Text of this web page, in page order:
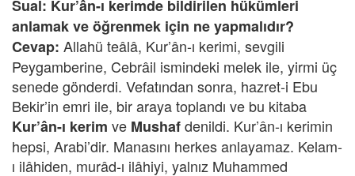
Sual: Kur’ân-ı kerimde bildirilen hükümleri
anlamak ve öğrenmek için ne yapmalıdır?
Cevap: Allahü teâlâ, Kur’ân-ı kerimi, sevgili
Peygamberine, Cebrâil ismindeki melek ile, yirmi üç
senede gönderdi. Vefatından sonra, hazret-i Ebu
Bekir’in emri ile, bir araya toplandı ve bu kitaba
Kur’ân-ı kerim ve Mushafdenildi. Kur’ân-ı kerimin
hepsi, Arabi’dir. Manasını herkes anlayamaz. Kelam-
ı ilâhiden, murâd-ı ilâhiyi, yalnız Muhammed